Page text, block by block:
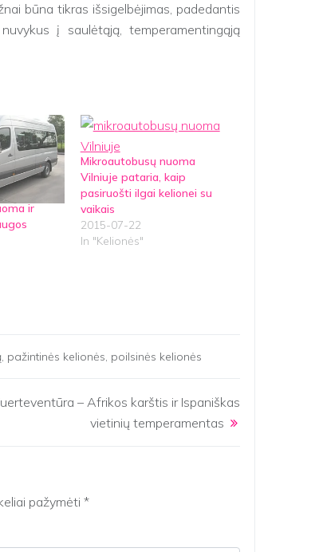
būna tikras išsigelbėjimas, padedantis
į saulėtąją, temperamentingąją
ir
Mikroautobusų nuoma
Vilniuje pataria, kaip
pasiruošti ilgai kelionei su
vaikais
2015-07-22
In "Kelionės"
, pažintinės kelionės, poilsinės kelionės
– Afrikos karštis ir Ispaniškas
vietinių temperamentas
pažymėti *